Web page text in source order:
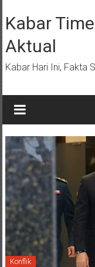
ke
konten
Kabar
Aktual
Kabar Hari Ini, Fakta
Konflik